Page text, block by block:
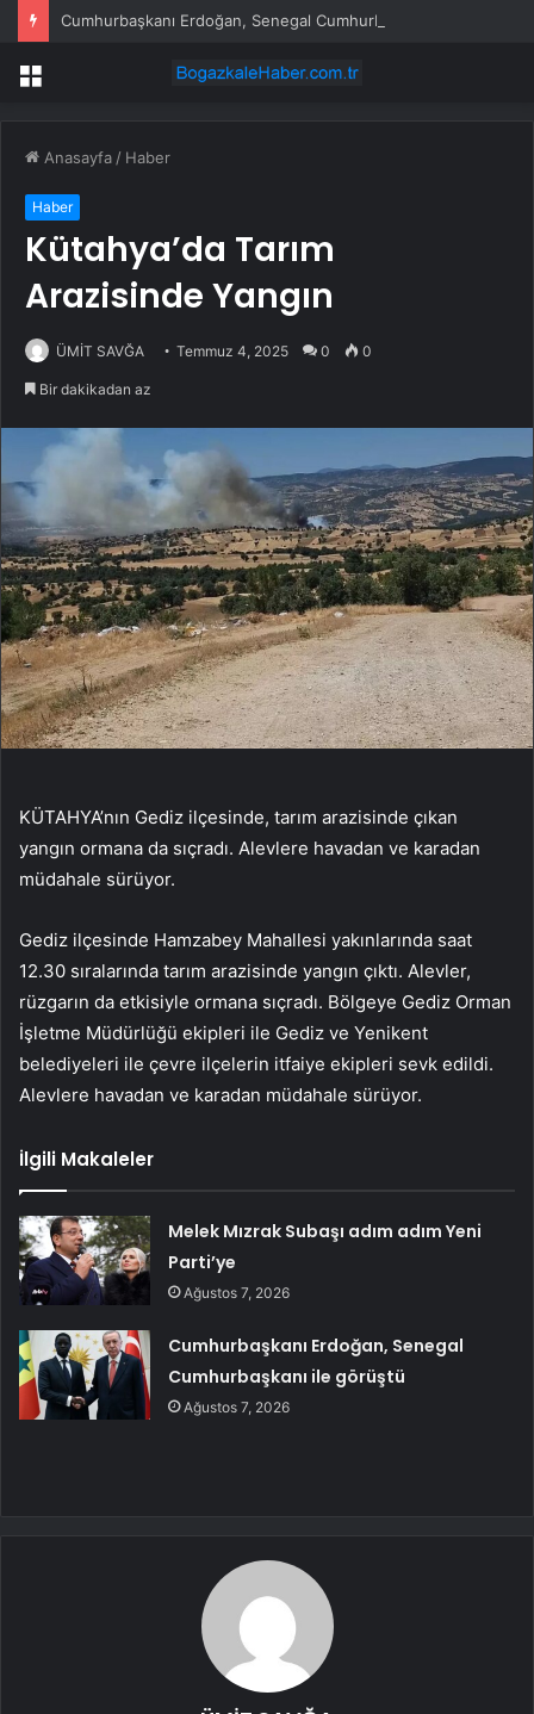
Menü
Anasayfa / Haber
Haber
Kütahya’da Tarım
Arazisinde Yangın
ÜMİT SAVĞA Temmuz 4, 2025 0 0
Bir dakikadan az
KÜTAHYA’nın Gediz ilçesinde, tarım arazisinde çıkan
yangın ormana da sıçradı. Alevlere havadan ve karadan
müdahale sürüyor.
Gediz ilçesinde Hamzabey Mahallesi yakınlarında saat
12.30 sıralarında tarım arazisinde yangın çıktı. Alevler,
rüzgarın da etkisiyle ormana sıçradı. Bölgeye Gediz Orman
İşletme Müdürlüğü ekipleri ile Gediz ve Yenikent
belediyeleri ile çevre ilçelerin itfaiye ekipleri sevk edildi.
Alevlere havadan ve karadan müdahale sürüyor.
İlgili Makaleler
Melek Mızrak Subaşı adım adım Yeni
Parti’ye
Ağustos 7, 2026
Cumhurbaşkanı Erdoğan, Senegal
Cumhurbaşkanı ile görüştü
Ağustos 7, 2026